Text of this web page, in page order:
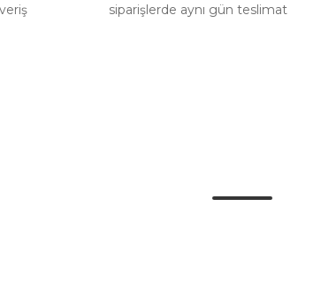
siparişlerde aynı gün teslimat